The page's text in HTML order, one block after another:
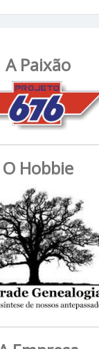
A Paixão
O Hobbie